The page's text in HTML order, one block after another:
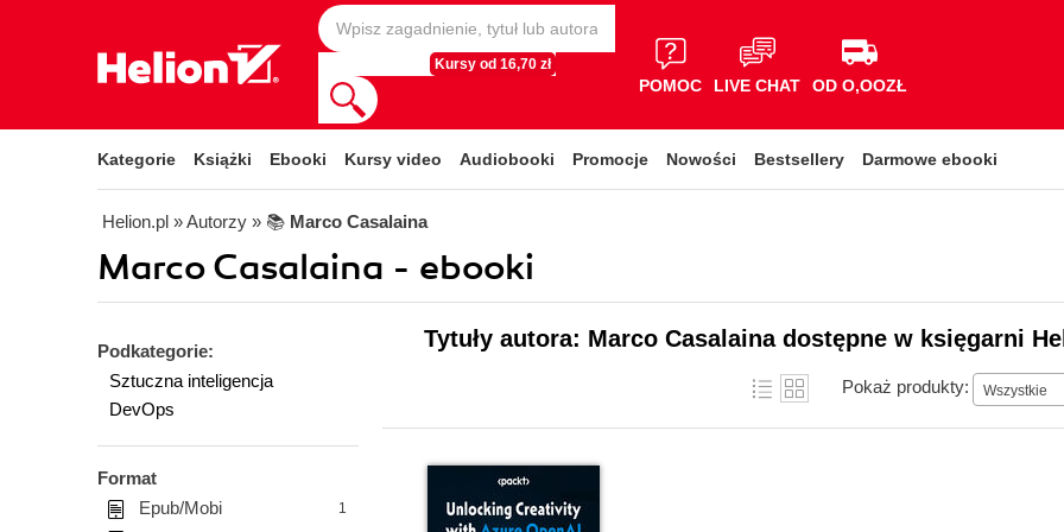
Kursy od 16,70 zł
POMOC LIVE CHAT OD O,OOZŁ
Kategorie Książki Ebooki Kursy video Audiobooki Promocje Nowości Bestsellery Darmowe ebooki
Helion.pl » Autorzy » 📚 Marco Casalaina
Marco Casalaina - ebooki
Podkategorie:
Sztuczna inteligencja
DevOps
Format
Epub/Mobi
1
Tytuły autora: Marco Casalaina dostępne w księgarni
Pokaż produkty: Wszystkie